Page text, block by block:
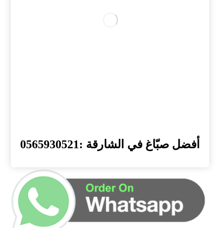
أفضل صبّاغ في الشارقة :0565930521